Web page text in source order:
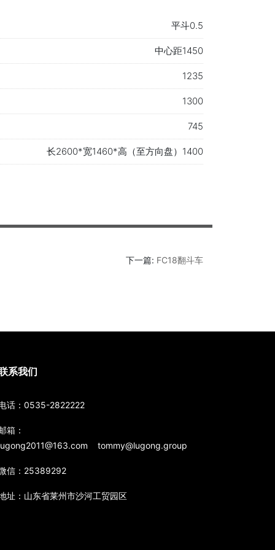
平斗0.5
中心距1450
1235
1300
745
长2600*宽1460*高（至方向盘）1400
下一篇: FC18翻斗车
系我们
话：0535-2822222
箱：
tommy@lugong.group
信：25389292
址：山东省莱州市沙河工贸园区